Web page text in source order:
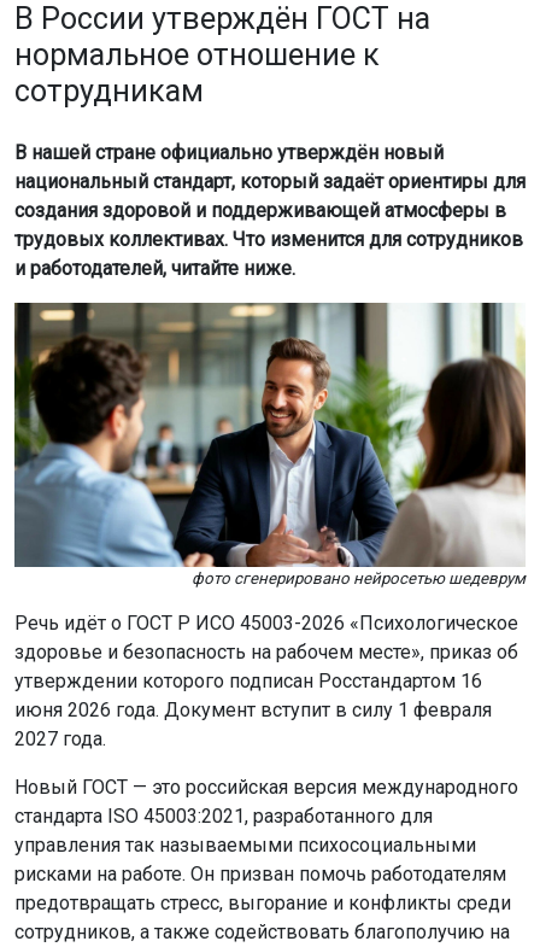
В России утверждён ГОСТ на
нормальное отношение к
сотрудникам
В нашей стране официально утверждён новый
национальный стандарт, который задаёт ориентиры для
создания здоровой и поддерживающей атмосферы в
трудовых коллективах. Что изменится для сотрудников
и работодателей, читайте ниже.
фото сгенерировано нейросетью шедеврум
Речь идёт о ГОСТ Р ИСО 45003-2026 «Психологическое
здоровье и безопасность на рабочем месте», приказ об
утверждении которого подписан Росстандартом 16
июня 2026 года. Документ вступит в силу 1 февраля
2027 года.
Новый ГОСТ — это российская версия международного
стандарта ISO 45003:2021, разработанного для
управления так называемыми психосоциальными
рисками на работе. Он призван помочь работодателям
предотвращать стресс, выгорание и конфликты среди
сотрудников, а также содействовать благополучию на